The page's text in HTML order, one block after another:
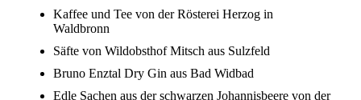
Kaffee und Tee von der Rösterei Herzog in
Waldbronn
Säfte von Wildobsthof Mitsch aus Sulzfeld
Bruno Enztal Dry Gin aus Bad Widbad
Edle Sachen aus der schwarzen Johannisbeere von der